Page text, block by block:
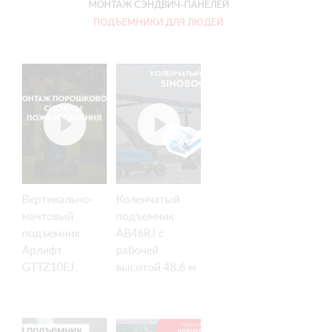
МОНТАЖ СЭНДВИЧ-ПАНЕЛЕЙ
ПОДЪЕМНИКИ ДЛЯ ЛЮДЕЙ
Вертикально-
мачтовый
подъемник
Арлифт
GTTZ10EJ
Коленчатый
подъемник
AB46RJ с
рабочей
высотой 48.6 м